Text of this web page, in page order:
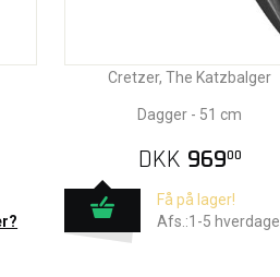
Cretzer, The Katzbalger
Dagger - 51 cm
DKK 96900
Få på lager!
Afs.:1-5 hverdage